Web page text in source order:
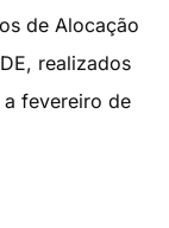
de Alocação
realizados
fevereiro de